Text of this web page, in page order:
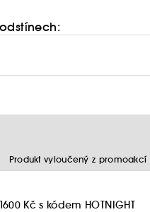
Produkt vyloučený z promoakcí
Kč s kódem HOTNIGHT